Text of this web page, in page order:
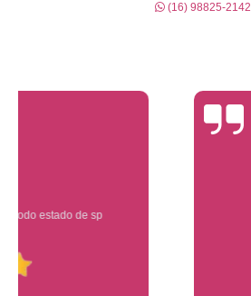
(16) 98825-2142
Yuri Martins